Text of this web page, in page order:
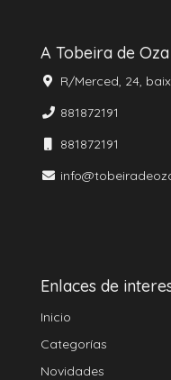
A Tobeira de Oza
R/Merced, 24,
881872191
881872191
Enlaces de
Inicio
Categorías
Novidades